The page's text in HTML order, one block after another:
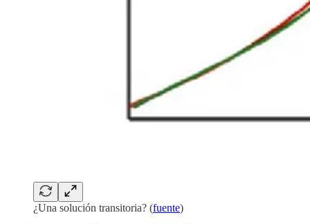
¿Una solución transitoria? (fuente)